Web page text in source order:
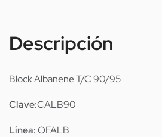
Descripción
Block Albanene T/C 90/95
Clave:CALB90
Línea:OFALB